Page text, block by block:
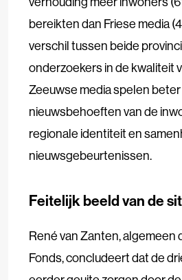
bereikten dan Friese media
verschil tussen beide
onderzoekers in de kwaliteit
Zeeuwse media spelen
nieuwsbehoeften van de
regionale identiteit en
nieuwsgebeurtenissen.
Feitelijk beeld van de
René van Zanten, algemeen
Fonds, concludeert dat de